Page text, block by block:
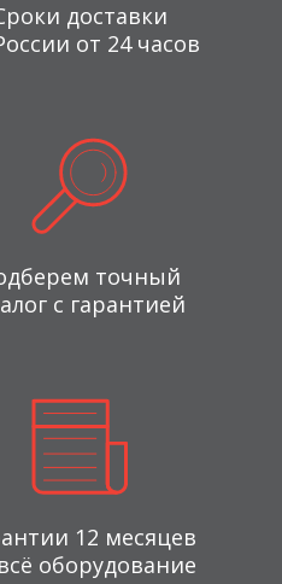
доставки
от 24 часов
точный
с гарантией
12 месяцев
оборудование